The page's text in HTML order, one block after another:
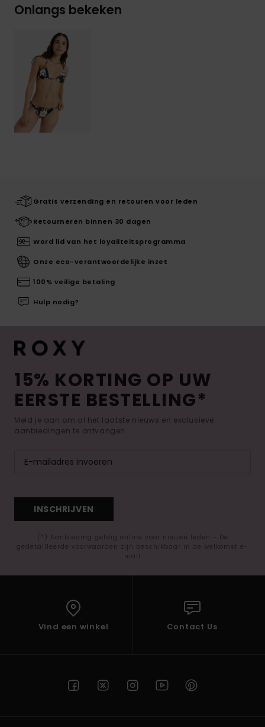
Onlangs bekeken
Gratis verzending en retouren voor leden
Retourneren binnen 30 dagen
Word lid van het loyaliteitsprogramma
Onze eco-verantwoordelijke inzet
100% veilige betaling
Hulp nodig?
15% KORTING OP UW
EERSTE BESTELLING*
Meld je aan om al het laatste nieuws en exclusieve
aanbiedingen te ontvangen.
INSCHRIJVEN
(*) Aanbieding geldig online voor nieuwe leden - De
gedetailleerde voorwaarden zijn beschikbaar in de welkomst e-
mail
Vind een winkel Contact Us